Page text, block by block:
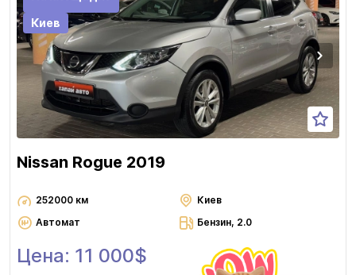
Киев
Nissan Rogue 2019
252000 км
Киев
Автомат
Бензин, 2.0
Цена: 11 000$